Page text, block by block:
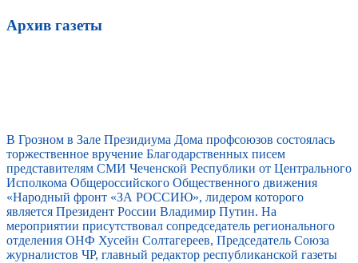
Архив газеты
В Грозном в Зале Президиума Дома профсоюзов состоялась
торжественное вручение Благодарственных писем
представителям СМИ Чеченской Республики от Центрального
Исполкома Общероссийского Общественного движения
«Народный фронт «ЗА РОССИЮ», лидером которого
является Президент России Владимир Путин. На
мероприятии присутствовал сопредседатель регионального
отделения ОНФ Хусейн Солтагереев, Председатель Союза
журналистов ЧР, главный редактор республиканской газеты